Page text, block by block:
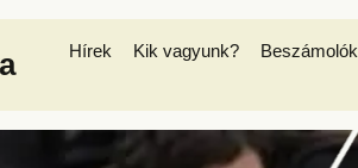
Hírek Kik vagyunk? Beszámolók